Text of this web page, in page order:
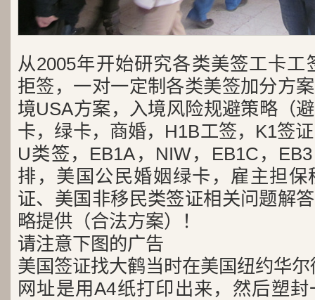
从2005年开始研究各类美签工卡工
拒签，一对一定制各类美签加分方
境USA方案，入境风险规避策略（
卡，绿卡，商婚，H1B工签，K1签
U类签，EB1A，NIW，EB1C，
排，美国公民婚姻绿卡，雇主担
证、美国非移民类签证相关问题解
略提供（合法方案）！
请注意下图的广告
美国签证找大鹤当时在美国纽约华
网址是用A4纸打印出来，然后塑